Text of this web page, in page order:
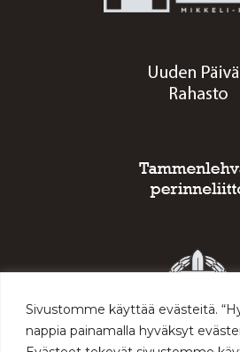
Sivustomme käyttää evästeitä.
nappia painamalla hyväksyt